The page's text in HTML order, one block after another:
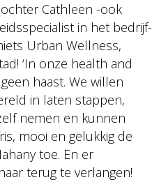
Cathleen -ook
in het bedrijf-
Urban Wellness,
‘In onze health and
haast. We willen
in laten stappen,
nemen en kunnen
mooi en gelukkig de
toe. En er
terug te verlangen!